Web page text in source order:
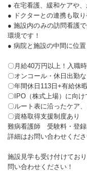
● 在宅看護、緩和ケアや
● ドクターとの連携も取り
● 施設内のみの訪問看護
環境です！
● 病院と施設の中間に位
〇月給40万円以上！入職
〇オンコール・休日出勤な
〇年間休日113日+有給休
〇IPO（株式上場）に向
〇ルート表に沿ったケア
〇資格取得支援制度あり
難病看護師 受験料・登録
詳細はお問い合わせくだ
施設見学も受け付けてお
問い合わせください！